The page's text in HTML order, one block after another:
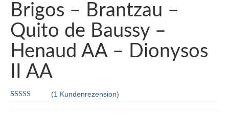
Catwalk IV – Colman – Corleone – Sable
Skinflint xx
Chacco-Blue – Chambertin – Contender –
Godavari xx
Stakkato – Spartan – Pygmalion –
Brigos – Brantzau –
Quito de Baussy –
Henaud AA – Dionysos
II AA
(1 Kundenrezension)